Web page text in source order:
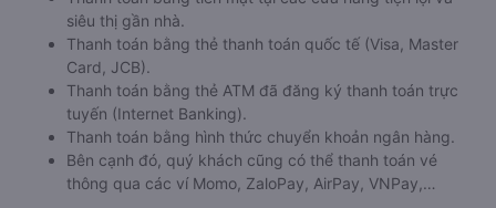
siêu thị gần nhà.
Thanh toán bằng thẻ thanh toán quốc tế (Visa, Master
Card, JCB).
Thanh toán bằng thẻ ATM đã đăng ký thanh toán trực
tuyến (Internet Banking).
Thanh toán bằng hình thức chuyển khoản ngân hàng.
Bên cạnh đó, quý khách cũng có thể thanh toán vé
thông qua các ví Momo, ZaloPay, AirPay, VNPay,…